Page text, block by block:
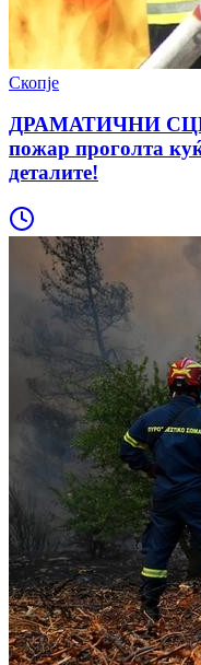
Скопје
ДРАМАТИЧНИ
пожар проголта
деталите!